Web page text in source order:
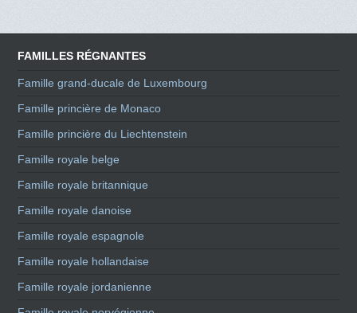
FAMILLES RÉGNANTES
Famille grand-ducale de Luxembourg
Famille princière de Monaco
Famille princière du Liechtenstein
Famille royale belge
Famille royale britannique
Famille royale danoise
Famille royale espagnole
Famille royale hollandaise
Famille royale jordanienne